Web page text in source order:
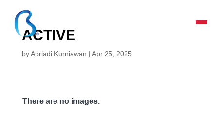
ACTIVE
byApriadi Kurniawan | Apr 25, 2025
There are no images.